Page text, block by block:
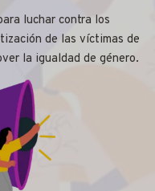
luchar contra los
de las víctimas de
la igualdad de género.